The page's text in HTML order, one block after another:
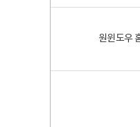
원윈도우